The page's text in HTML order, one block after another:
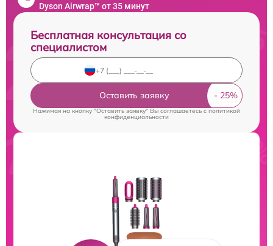
Dyson Airwrap™ от 35 минут
Бесплатная консультация со
специалистом
Оставить заявку
Нажимая на кнопку "Оставить заявку" Вы соглашаетесь cполитикой
конфиденциальности